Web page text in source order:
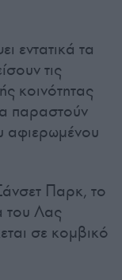
εντατικά τα
τις
κοινότητας
παραστούν
αφιερωμένου
Παρκ, το
του Λας
σε κομβικό